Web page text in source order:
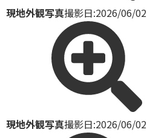
現地外観写真撮影日:2026/06/02
現地外観写真撮影日:2026/06/02